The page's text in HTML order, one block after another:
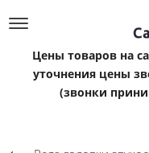
Цены товаров на
уточнения цены
(звонки